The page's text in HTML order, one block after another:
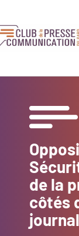
de la
côtés